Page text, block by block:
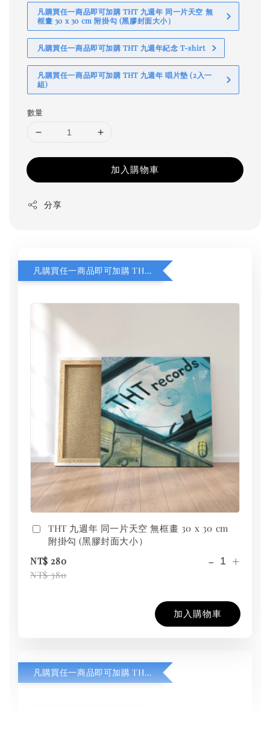
凡購買任一商品即可加購 THT 九週年 同一片天空 無
框畫 30 x 30 cm 附掛勾 (黑膠封面大小）
凡購買任一商品即可加購 THT 九週年紀念 T-shirt
凡購買任一商品即可加購 THT 九週年 唱片墊 (2入一
組)
數量
加入購物車
分享
凡購買任一商品即可加購 THT 九週年 同一片天空 無框畫 30 x 30 cm 附掛勾 (黑膠封面大小）
THT 九週年 同一片天空 無框畫 30 x 30 cm
附掛勾 (黑膠封面大小）
NT$ 280
NT$ 380
- +
加入購物車
凡購買任一商品即可加購 THT 九週年紀念 T-shirt